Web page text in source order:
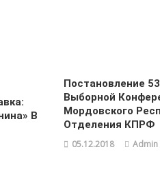
В
Постановление
Выборной
Мордовского
Отделения КПРФ
05.12.2018 Admin